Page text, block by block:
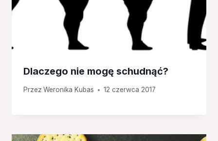
Dlaczego nie mogę schudnąć?
Przez Weronika Kubas 12 czerwca 2017